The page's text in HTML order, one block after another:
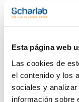
Esta página web
Las cookies de
el contenido y los
sociales y
información sobre
Imprimir ficha de
producto
Capacidad (ml) : 125
Diámetro interno x
Esterilidad : Sí
Color cuerpo : Azul
Color tapón : Azul
Pack (u.) : 380
Contenedores para
Ver más